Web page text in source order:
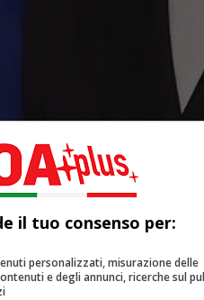
il tuo consenso per:
personalizzati, misurazione delle
e degli annunci, ricerche sul